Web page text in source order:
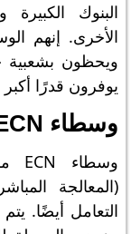
البنوك
الأخرى. إنهم
ويحظون بشعبية
يوفرون قدرًا
وسطاء ECN ووسطاء STP
التعامل أيضًا.